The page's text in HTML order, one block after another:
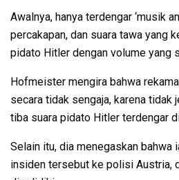
Awalnya, hanya terdengar ‘musik
percakapan, dan suara tawa yang
pidato Hitler dengan volume yang
Hofmeister mengira bahwa
secara tidak sengaja, karena tidak
tiba suara pidato Hitler terdengar
Selain itu, dia menegaskan bahwa
insiden tersebut ke polisi Austria,